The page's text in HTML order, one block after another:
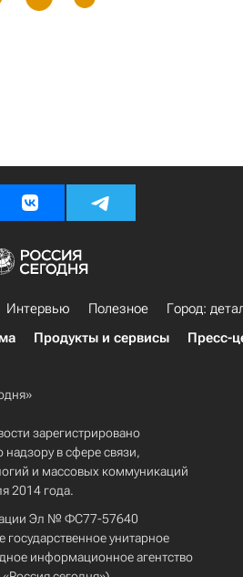
Интервью Полезное
Город:
Продукты и сервисы Пресс-
зарегистрировано
в сфере связи,
и массовых коммуникаций
2014 года.
Эл № ФС77-57640
унитарное
информационное агентство